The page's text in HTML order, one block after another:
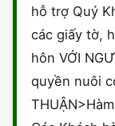
hỗ trợ Quý
các giấy tờ,
hôn VỚI
quyền nuôi